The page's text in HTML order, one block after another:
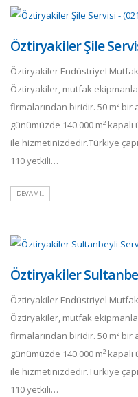
Öztiryakiler Şile
Öztiryakiler Endüstriyel
Öztiryakiler, mutfak
firmalarından biridir. 50 m²
günümüzde 140.000 m²
ile hizmetinizdedir.Türkiye
110 yetkili…
DEVAMI..
Öztiryakiler
Öztiryakiler Endüstriyel
Öztiryakiler, mutfak
firmalarından biridir. 50 m²
günümüzde 140.000 m²
ile hizmetinizdedir.Türkiye
110 yetkili…